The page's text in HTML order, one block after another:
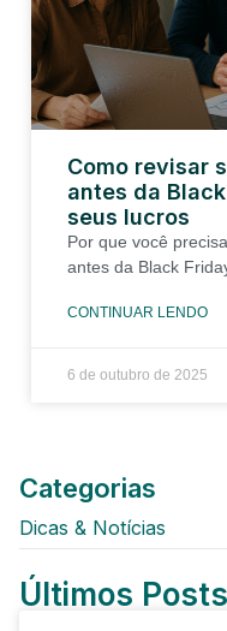
Como revisar
antes da
seus lucros
Por que você
antes da Black
CONTINUAR LENDO
6 de outubro de 2025
Categorias
Dicas & Notícias
Últimos